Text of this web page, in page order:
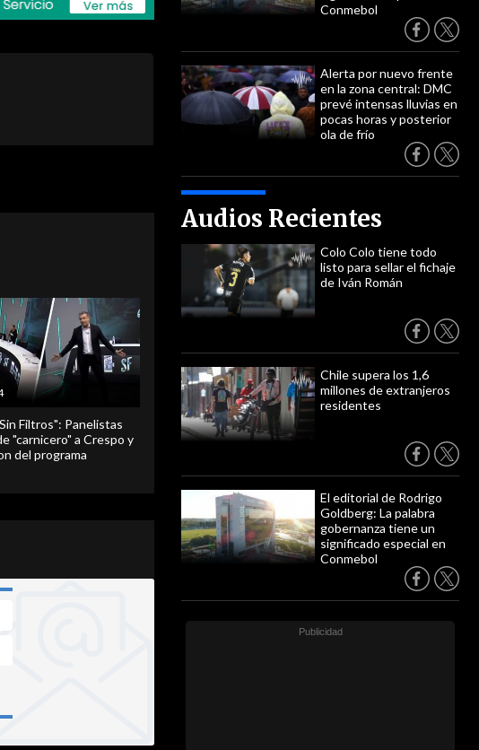
Conmebol
Alerta por nuevo frente
en la zona central: DMC
prevé intensas lluvias en
pocas horas y posterior
ola de frío
Audios Recientes
Colo Colo tiene todo
listo para sellar el fichaje
de Iván Román
Chile supera los 1,6
millones de extranjeros
residentes
El editorial de Rodrigo
Goldberg: La palabra
gobernanza tiene un
significado especial en
Conmebol
Filtros": Panelistas
"carnicero" a Crespo y
del programa